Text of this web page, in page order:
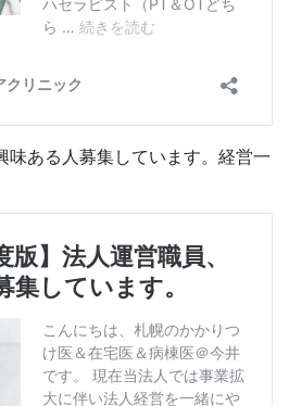
味ある人募集しています。経営一